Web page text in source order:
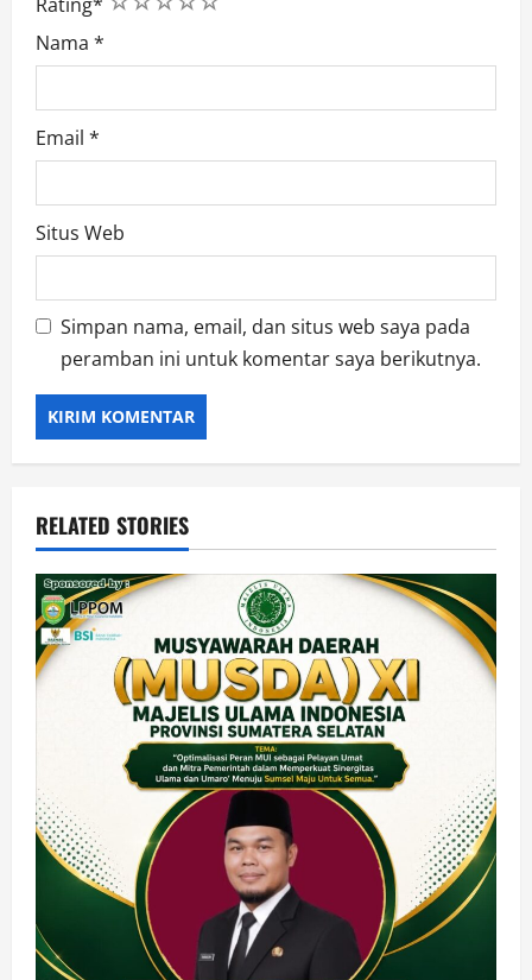
Nama *
Email *
Situs Web
Simpan nama, email, dan situs web saya pada
peramban ini untuk komentar saya berikutnya.
RELATED STORIES